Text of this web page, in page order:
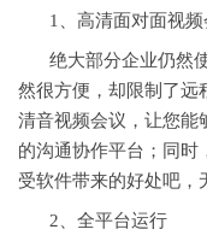
1、高清面对面视频
绝大部分企业仍然
然很方便，却限制了远
清音视频会议，让您能
的沟通协作平台；同时
受软件带来的好处吧，
2、全平台运行